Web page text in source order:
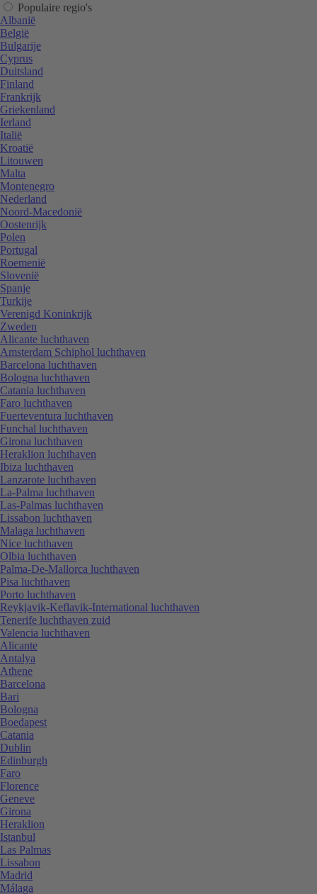
Populaire regio's
Albanië
België
Bulgarije
Cyprus
Duitsland
Finland
Frankrijk
Griekenland
Ierland
Italië
Kroatië
Litouwen
Malta
Montenegro
Nederland
Noord-Macedonië
Oostenrijk
Polen
Portugal
Roemenië
Slovenië
Spanje
Turkije
Verenigd Koninkrijk
Zweden
Alicante luchthaven
Amsterdam Schiphol luchthaven
Barcelona luchthaven
Bologna luchthaven
Catania luchthaven
Faro luchthaven
Fuerteventura luchthaven
Funchal luchthaven
Girona luchthaven
Heraklion luchthaven
Ibiza luchthaven
Lanzarote luchthaven
La-Palma luchthaven
Las-Palmas luchthaven
Lissabon luchthaven
Malaga luchthaven
Nice luchthaven
Olbia luchthaven
Palma-De-Mallorca luchthaven
Pisa luchthaven
Porto luchthaven
Reykjavik-Keflavik-International luchthaven
Tenerife luchthaven zuid
Valencia luchthaven
Alicante
Antalya
Athene
Barcelona
Bari
Bologna
Boedapest
Catania
Dublin
Edinburgh
Faro
Florence
Geneve
Girona
Heraklion
Istanbul
Las Palmas
Lissabon
Madrid
Málaga